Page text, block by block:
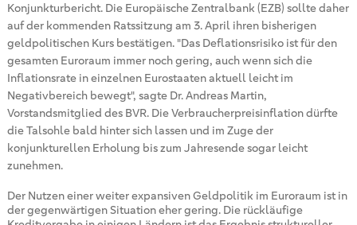
Konjunkturbericht. Die Europäische Zentralbank (EZB) sollte daher
auf der kommenden Ratssitzung am 3. April ihren bisherigen
geldpolitischen Kurs bestätigen. "Das Deflationsrisiko ist für den
gesamten Euroraum immer noch gering, auch wenn sich die
Inflationsrate in einzelnen Eurostaaten aktuell leicht im
Negativbereich bewegt", sagte Dr. Andreas Martin,
Vorstandsmitglied des BVR. Die Verbraucherpreisinflation dürfte
die Talsohle bald hinter sich lassen und im Zuge der
konjunkturellen Erholung bis zum Jahresende sogar leicht
zunehmen.
Der Nutzen einer weiter expansiven Geldpolitik im Euroraum ist in
der gegenwärtigen Situation eher gering. Die rückläufige